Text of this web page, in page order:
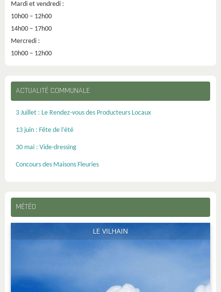
Mardi et vendredi :
10h00 – 12h00
14h00 – 17h00
Mercredi :
10h00 – 12h00
ACTUALITÉ COMMUNALE
3 Juillet : Le Rendez-vous des Producteurs Locaux
13 juin : Fête de l’été
30 mai : Vide-dressing
Concours des Maisons Fleuries
MÉTÉO
LE VILHAIN